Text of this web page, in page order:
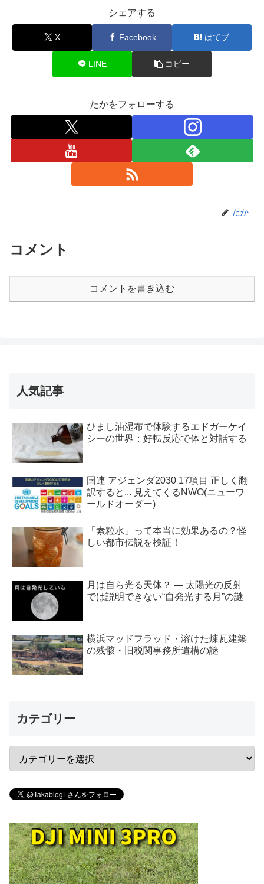
シェアする
X Facebook はてブ
LINE コピー
たかをフォローする
たか
コメント
コメントを書き込む
人気記事
ひまし油湿布で体験するエドガーケイ
シーの世界：好転反応で体と対話する
国連 アジェンダ2030 17項目 正しく翻
訳すると... 見えてくるNWO(ニューワ
ールドオーダー)
「素粒水」って本当に効果あるの？怪
しい都市伝説を検証！
月は自ら光る天体？ ― 太陽光の反射
では説明できない“自発光する月”の謎
横浜マッドフラッド・溶けた煉瓦建築
の残骸・旧税関事務所遺構の謎
カテゴリー